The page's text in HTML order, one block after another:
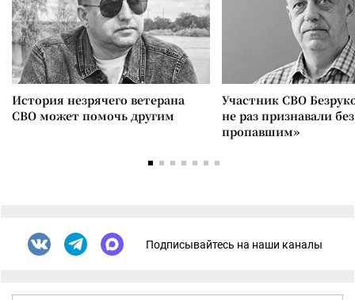
История незрячего ветерана
СВО может помочь другим
Участник СВО
не раз признавали
пропавшим»
Подписывайтесь на наши каналы